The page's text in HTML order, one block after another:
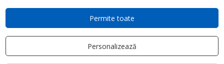
Permite toate
Personalizează